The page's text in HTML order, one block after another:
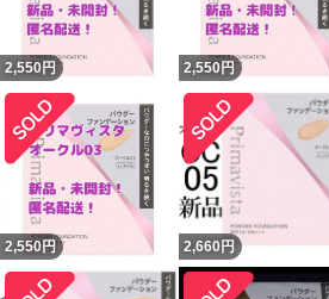
2,550円 2,550円
2,550円 2,660 円